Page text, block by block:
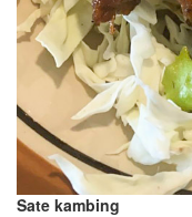
Sate kambing